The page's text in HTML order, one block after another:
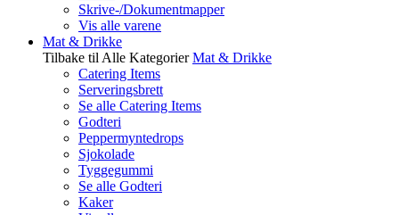
Skrive-/Dokumentmapper
Vis alle varene
Mat & Drikke
Tilbake til Alle Kategorier Mat & Drikke
Catering Items
Serveringsbrett
Se alle Catering Items
Godteri
Peppermyntedrops
Sjokolade
Tyggegummi
Se alle Godteri
Kaker